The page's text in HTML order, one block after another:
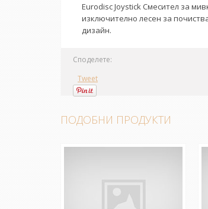
Eurodisc Joystick Смесител за
изключително лесен за
дизайн.
Споделете:
Tweet
ПОДОБНИ ПРОДУКТИ